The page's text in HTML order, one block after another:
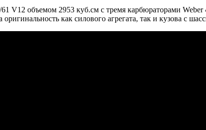
V12 объемом 2953 куб.см с тремя карбюраторами
как силового агрегата, так и кузова с